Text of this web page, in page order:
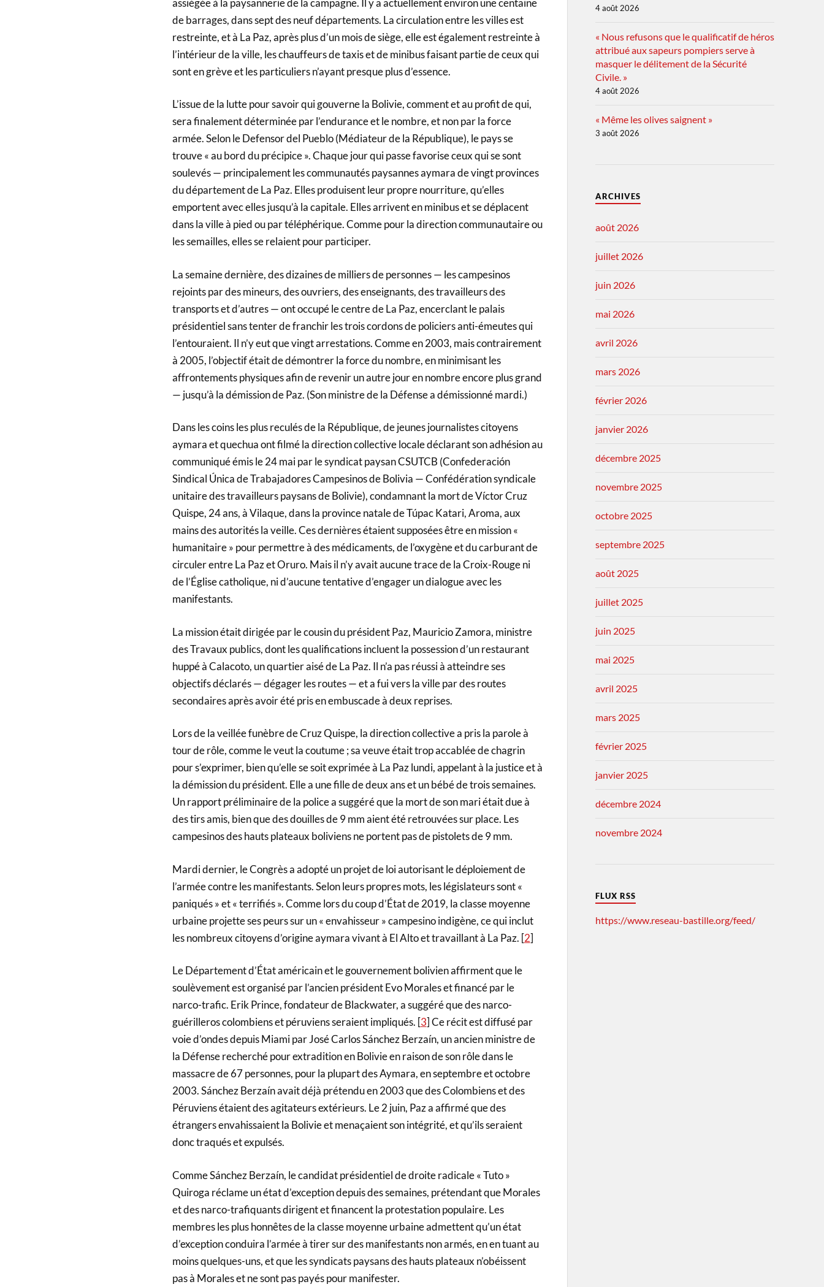
assiégée à la paysannerie de la campagne. Il y a actuellement environ une centaine
de barrages, dans sept des neuf départements. La circulation entre les villes est
restreinte, et à La Paz, après plus d’un mois de siège, elle est également restreinte à
l’intérieur de la ville, les chauffeurs de taxis et de minibus faisant partie de ceux qui
sont en grève et les particuliers n’ayant presque plus d’essence.
L’issue de la lutte pour savoir qui gouverne la Bolivie, comment et au profit de qui,
sera finalement déterminée par l’endurance et le nombre, et non par la force
armée. Selon le Defensor del Pueblo (Médiateur de la République), le pays se
trouve « au bord du précipice ». Chaque jour qui passe favorise ceux qui se sont
soulevés — principalement les communautés paysannes aymara de vingt provinces
du département de La Paz. Elles produisent leur propre nourriture, qu’elles
emportent avec elles jusqu’à la capitale. Elles arrivent en minibus et se déplacent
dans la ville à pied ou par téléphérique. Comme pour la direction communautaire ou
les semailles, elles se relaient pour participer.
La semaine dernière, des dizaines de milliers de personnes — les campesinos
rejoints par des mineurs, des ouvriers, des enseignants, des travailleurs des
transports et d’autres — ont occupé le centre de La Paz, encerclant le palais
présidentiel sans tenter de franchir les trois cordons de policiers anti-émeutes qui
l’entouraient. Il n’y eut que vingt arrestations. Comme en 2003, mais contrairement
à 2005, l’objectif était de démontrer la force du nombre, en minimisant les
affrontements physiques afin de revenir un autre jour en nombre encore plus grand
— jusqu’à la démission de Paz. (Son ministre de la Défense a démissionné mardi.)
Dans les coins les plus reculés de la République, de jeunes journalistes citoyens
aymara et quechua ont filmé la direction collective locale déclarant son adhésion au
communiqué émis le 24 mai par le syndicat paysan CSUTCB (Confederación
Sindical Única de Trabajadores Campesinos de Bolivia — Confédération syndicale
unitaire des travailleurs paysans de Bolivie), condamnant la mort de Víctor Cruz
Quispe, 24 ans, à Vilaque, dans la province natale de Túpac Katari, Aroma, aux
mains des autorités la veille. Ces dernières étaient supposées être en mission «
humanitaire » pour permettre à des médicaments, de l’oxygène et du carburant de
circuler entre La Paz et Oruro. Mais il n’y avait aucune trace de la Croix-Rouge ni
de l’Église catholique, ni d’aucune tentative d’engager un dialogue avec les
manifestants.
La mission était dirigée par le cousin du président Paz, Mauricio Zamora, ministre
des Travaux publics, dont les qualifications incluent la possession d’un restaurant
huppé à Calacoto, un quartier aisé de La Paz. Il n’a pas réussi à atteindre ses
objectifs déclarés — dégager les routes — et a fui vers la ville par des routes
secondaires après avoir été pris en embuscade à deux reprises.
Lors de la veillée funèbre de Cruz Quispe, la direction collective a pris la parole à
tour de rôle, comme le veut la coutume ; sa veuve était trop accablée de chagrin
pour s’exprimer, bien qu’elle se soit exprimée à La Paz lundi, appelant à la justice et à
la démission du président. Elle a une fille de deux ans et un bébé de trois semaines.
Un rapport préliminaire de la police a suggéré que la mort de son mari était due à
des tirs amis, bien que des douilles de 9 mm aient été retrouvées sur place. Les
campesinos des hauts plateaux boliviens ne portent pas de pistolets de 9 mm.
Mardi dernier, le Congrès a adopté un projet de loi autorisant le déploiement de
l’armée contre les manifestants. Selon leurs propres mots, les législateurs sont «
paniqués » et « terrifiés ». Comme lors du coup d’État de 2019, la classe moyenne
urbaine projette ses peurs sur un « envahisseur » campesino indigène, ce qui inclut
les nombreux citoyens d’origine aymara vivant à El Alto et travaillant à La Paz. [2]
Le Département d’État américain et le gouvernement bolivien affirment que le
soulèvement est organisé par l’ancien président Evo Morales et financé par le
narco-trafic. Erik Prince, fondateur de Blackwater, a suggéré que des narco-
guérilleros colombiens et péruviens seraient impliqués. [3] Ce récit est diffusé par
voie d’ondes depuis Miami par José Carlos Sánchez Berzaín, un ancien ministre de
la Défense recherché pour extradition en Bolivie en raison de son rôle dans le
massacre de 67 personnes, pour la plupart des Aymara, en septembre et octobre
2003. Sánchez Berzaín avait déjà prétendu en 2003 que des Colombiens et des
Péruviens étaient des agitateurs extérieurs. Le 2 juin, Paz a affirmé que des
étrangers envahissaient la Bolivie et menaçaient son intégrité, et qu’ils seraient
donc traqués et expulsés.
Comme Sánchez Berzaín, le candidat présidentiel de droite radicale « Tuto »
Quiroga réclame un état d’exception depuis des semaines, prétendant que Morales
et des narco-trafiquants dirigent et financent la protestation populaire. Les
membres les plus honnêtes de la classe moyenne urbaine admettent qu’un état
d’exception conduira l’armée à tirer sur des manifestants non armés, en en tuant au
moins quelques-uns, et que les syndicats paysans des hauts plateaux n’obéissent
pas à Morales et ne sont pas payés pour manifester.
4 août 2026
« Nous refusons que le qualificatif de héros
attribué aux sapeurs pompiers serve à
masquer le délitement de la Sécurité
Civile. »
4 août 2026
« Même les olives saignent »
3 août 2026
ARCHIVES
août 2026
juillet 2026
juin 2026
mai 2026
avril 2026
mars 2026
février 2026
janvier 2026
décembre 2025
novembre 2025
octobre 2025
septembre 2025
août 2025
juillet 2025
juin 2025
mai 2025
avril 2025
mars 2025
février 2025
janvier 2025
décembre 2024
novembre 2024
FLUX RSS
https://www.reseau-bastille.org/feed/